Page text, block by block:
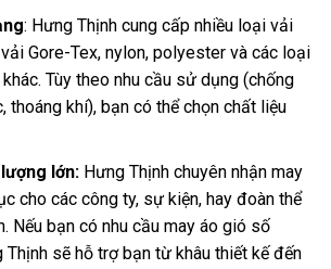
: Hưng Thịnh cung cấp nhiều loại vải
Gore-Tex, nylon, polyester và các loại
Tùy theo nhu cầu sử dụng (chống
thoáng khí), bạn có thể chọn chất liệu
lớn:Hưng Thịnh chuyên nhận may
cho các công ty, sự kiện, hay đoàn thể
Nếu bạn có nhu cầu may áo gió số
Thịnh sẽ hỗ trợ bạn từ khâu thiết kế đến